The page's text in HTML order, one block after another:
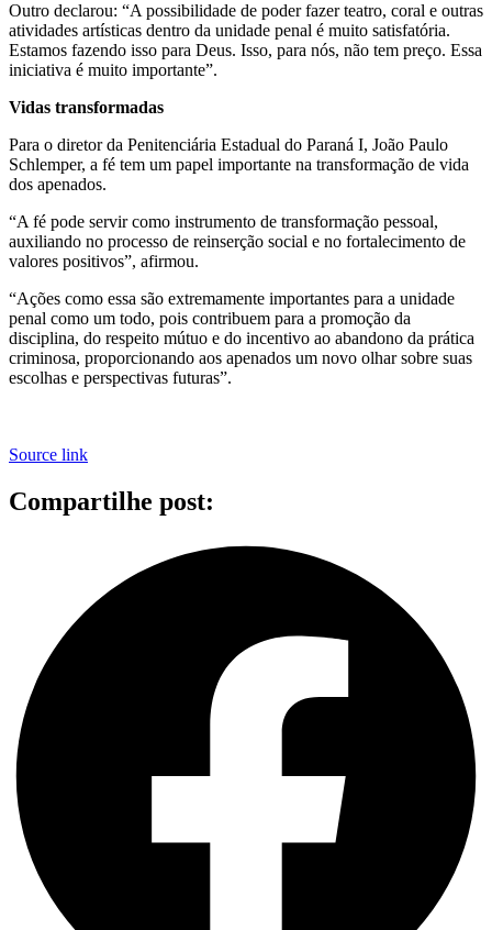
Outro declarou: “A possibilidade de poder fazer teatro, coral e outras
atividades artísticas dentro da unidade penal é muito satisfatória.
Estamos fazendo isso para Deus. Isso, para nós, não tem preço. Essa
iniciativa é muito importante”.
Vidas transformadas
Para o diretor da Penitenciária Estadual do Paraná I, João Paulo
Schlemper, a fé tem um papel importante na transformação de vida
dos apenados.
“A fé pode servir como instrumento de transformação pessoal,
auxiliando no processo de reinserção social e no fortalecimento de
valores positivos”, afirmou.
“Ações como essa são extremamente importantes para a unidade
penal como um todo, pois contribuem para a promoção da
disciplina, do respeito mútuo e do incentivo ao abandono da prática
criminosa, proporcionando aos apenados um novo olhar sobre suas
escolhas e perspectivas futuras”.
Source link
Compartilhe post: